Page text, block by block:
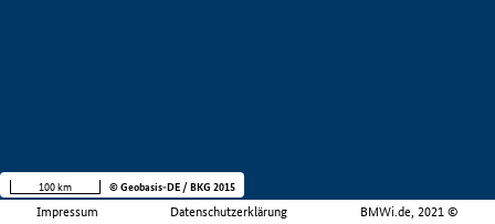
Impressum Datenschutzerklärung BMWi.de, 2021 ©
100 km © Geobasis-DE / BKG 2015